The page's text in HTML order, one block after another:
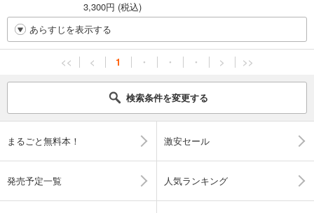
3,300円 (税込)
あらすじを表示する
<< < 1 ・ ・ ・ > >>
検索条件を変更する
まるごと無料本！ 激安セール
発売予定一覧 人気ランキング